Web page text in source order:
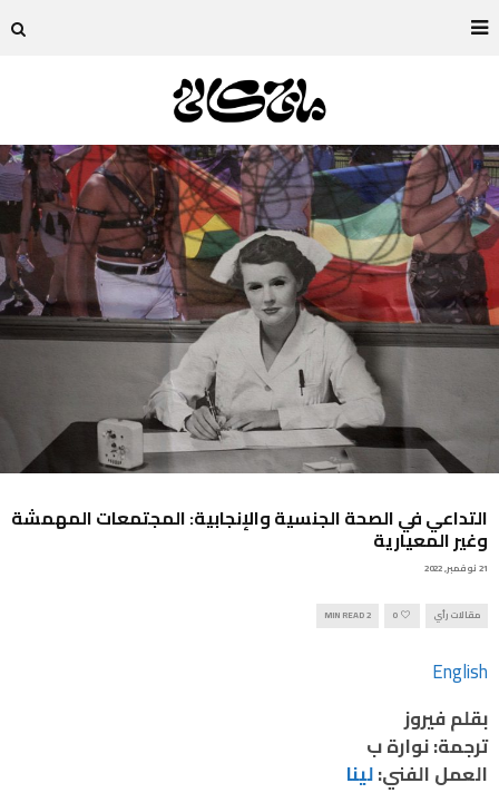
التداعي في الصحة الجنسية والإنجابية: المجتمعات المهمشة
وغير المعيارية
21 نوفمبر, 2022
مقالات رأي 0
2 MIN READ
English
بقلم فيروز
ترجمة: نوارة ب
العمل الفني:لينا